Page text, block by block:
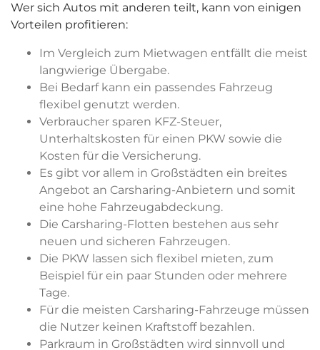
Wer sich Autos mit anderen teilt, kann von einigen
Vorteilen profitieren:
Im Vergleich zum Mietwagen entfällt die meist
langwierige Übergabe.
Bei Bedarf kann ein passendes Fahrzeug
flexibel genutzt werden.
Verbraucher sparen KFZ-Steuer,
Unterhaltskosten für einen PKW sowie die
Kosten für die Versicherung.
Es gibt vor allem in Großstädten ein breites
Angebot an Carsharing-Anbietern und somit
eine hohe Fahrzeugabdeckung.
Die Carsharing-Flotten bestehen aus sehr
neuen und sicheren Fahrzeugen.
Die PKW lassen sich flexibel mieten, zum
Beispiel für ein paar Stunden oder mehrere
Tage.
Für die meisten Carsharing-Fahrzeuge müssen
die Nutzer keinen Kraftstoff bezahlen.
Parkraum in Großstädten wird sinnvoll und